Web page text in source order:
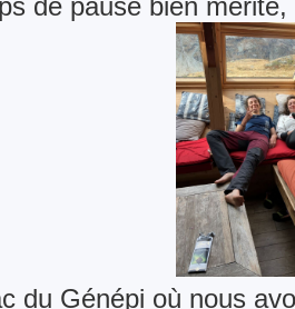
de pause bien mérité,
du Génépi où nous